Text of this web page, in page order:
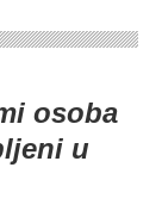
osoba
u